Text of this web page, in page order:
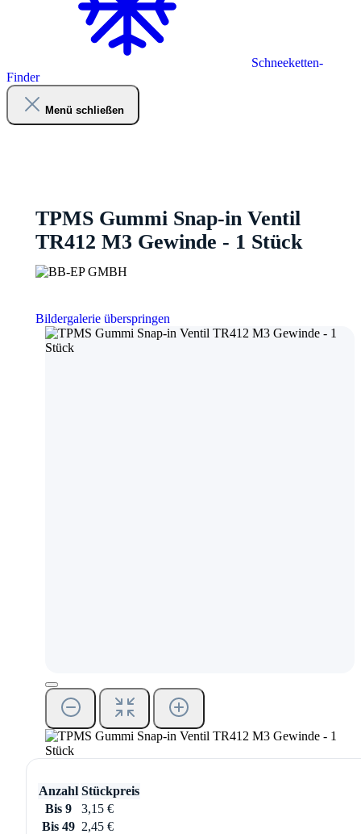
Schneeketten-
Finder
Menü schließen
TPMS Gummi Snap-in Ventil
TR412 M3 Gewinde - 1 Stück
Bildergalerie überspringen
Anzahl Stückpreis
Bis 9
3,15 €
Bis 49 2,45 €